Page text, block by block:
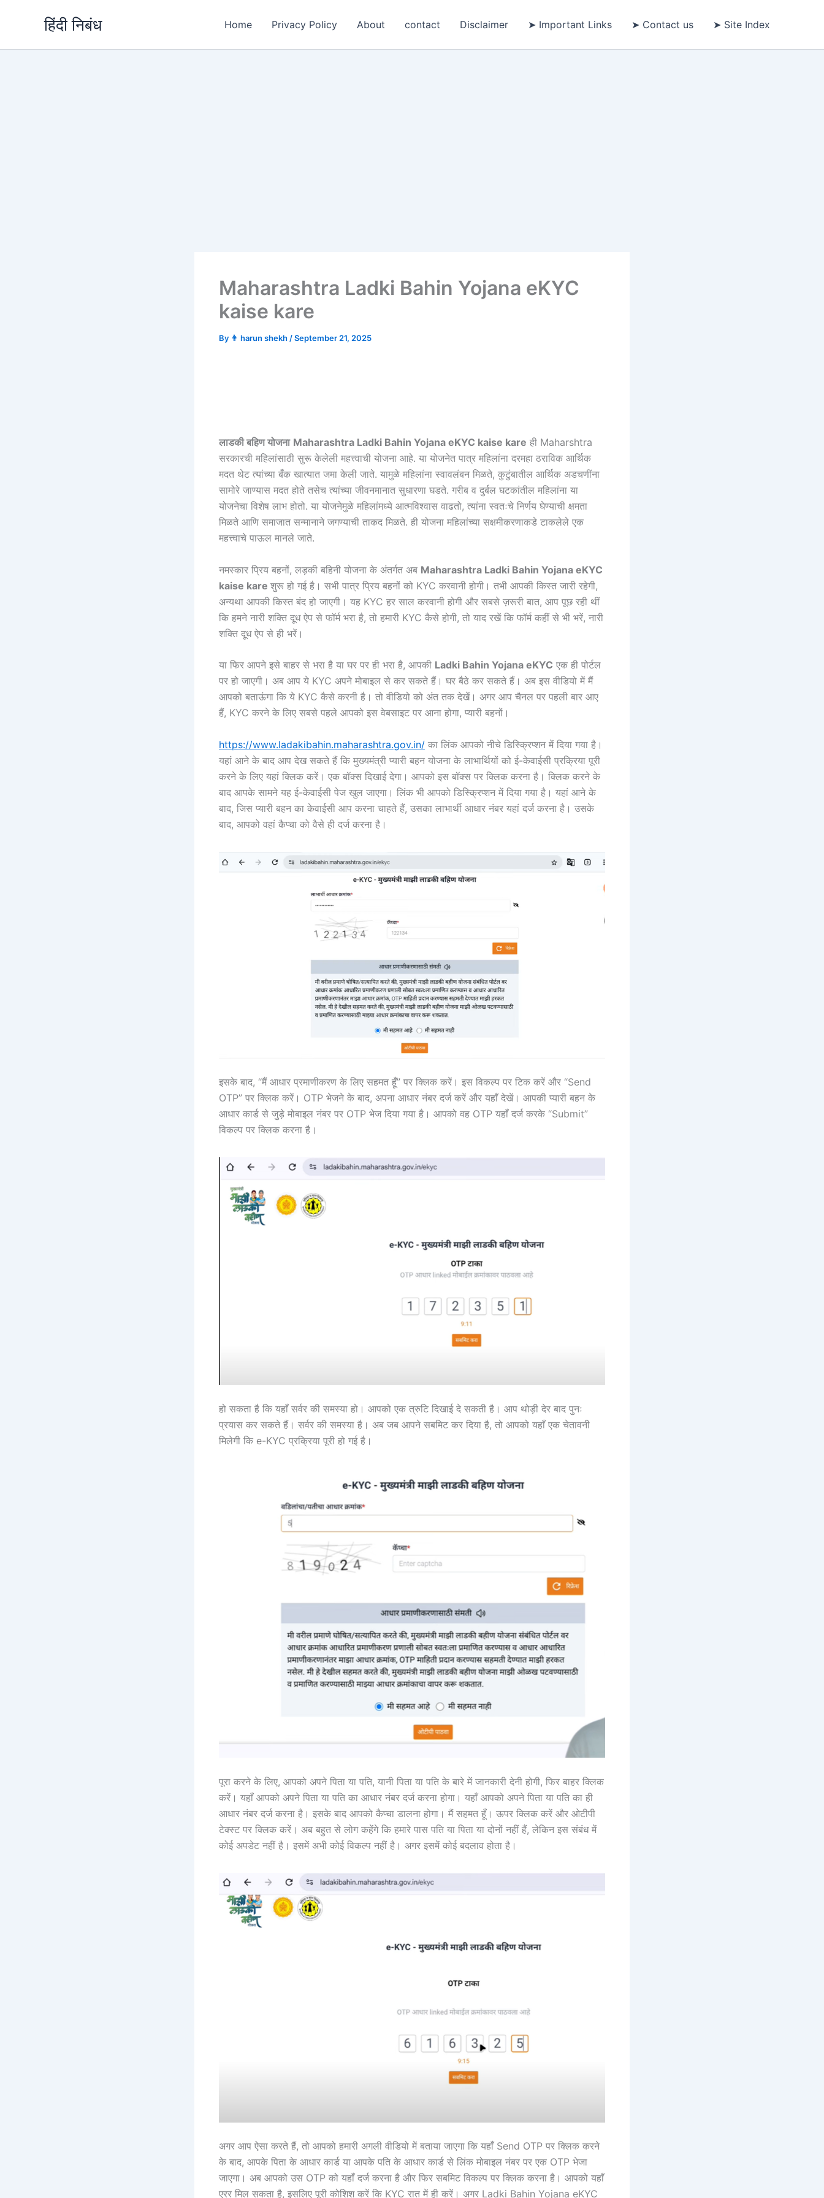
हिंदी निबंध Home Privacy Policy About contact Disclaimer ➤ Important Links ➤ Contact us ➤ Site Index
Maharashtra Ladki Bahin Yojana eKYC
kaise kare
By 👨 harun shekh /September 21, 2025
लाडकी बहिण योजना Maharashtra Ladki Bahin Yojana eKYC kaise kare ही Maharshtra
सरकारची महिलांसाठी सुरू केलेली महत्त्वाची योजना आहे. या योजनेत पात्र महिलांना दरमहा ठराविक आर्थिक
मदत थेट त्यांच्या बँक खात्यात जमा केली जाते. यामुळे महिलांना स्वावलंबन मिळते, कुटुंबातील आर्थिक अडचणींना
सामोरे जाण्यास मदत होते तसेच त्यांच्या जीवनमानात सुधारणा घडते. गरीब व दुर्बल घटकांतील महिलांना या
योजनेचा विशेष लाभ होतो. या योजनेमुळे महिलांमध्ये आत्मविश्वास वाढतो, त्यांना स्वतःचे निर्णय घेण्याची क्षमता
मिळते आणि समाजात सन्मानाने जगण्याची ताकद मिळते. ही योजना महिलांच्या सक्षमीकरणाकडे टाकलेले एक
महत्त्वाचे पाऊल मानले जाते.
नमस्कार प्रिय बहनों, लड़की बहिनी योजना के अंतर्गत अब Maharashtra Ladki Bahin Yojana eKYC
kaise kare शुरू हो गई है। सभी पात्र प्रिय बहनों को KYC करवानी होगी। तभी आपकी किस्त जारी रहेगी,
अन्यथा आपकी किस्त बंद हो जाएगी। यह KYC हर साल करवानी होगी और सबसे ज़रूरी बात, आप पूछ रही थीं
कि हमने नारी शक्ति दूध ऐप से फॉर्म भरा है, तो हमारी KYC कैसे होगी, तो याद रखें कि फॉर्म कहीं से भी भरें, नारी
शक्ति दूध ऐप से ही भरें।
या फिर आपने इसे बाहर से भरा है या घर पर ही भरा है, आपकी Ladki Bahin Yojana eKYC एक ही पोर्टल
पर हो जाएगी। अब आप ये KYC अपने मोबाइल से कर सकते हैं। घर बैठे कर सकते हैं। अब इस वीडियो में मैं
आपको बताऊंगा कि ये KYC कैसे करनी है। तो वीडियो को अंत तक देखें। अगर आप चैनल पर पहली बार आए
हैं, KYC करने के लिए सबसे पहले आपको इस वेबसाइट पर आना होगा, प्यारी बहनों।
https://www.ladakibahin.maharashtra.gov.in/ का लिंक आपको नीचे डिस्क्रिप्शन में दिया गया है।
यहां आने के बाद आप देख सकते हैं कि मुख्यमंत्री प्यारी बहन योजना के लाभार्थियों को ई-केवाईसी प्रक्रिया पूरी
करने के लिए यहां क्लिक करें। एक बॉक्स दिखाई देगा। आपको इस बॉक्स पर क्लिक करना है। क्लिक करने के
बाद आपके सामने यह ई-केवाईसी पेज खुल जाएगा। लिंक भी आपको डिस्क्रिप्शन में दिया गया है। यहां आने के
बाद, जिस प्यारी बहन का केवाईसी आप करना चाहते हैं, उसका लाभार्थी आधार नंबर यहां दर्ज करना है। उसके
बाद, आपको वहां कैप्चा को वैसे ही दर्ज करना है।
इसके बाद, “मैं आधार प्रमाणीकरण के लिए सहमत हूँ” पर क्लिक करें। इस विकल्प पर टिक करें और “Send
OTP” पर क्लिक करें। OTP भेजने के बाद, अपना आधार नंबर दर्ज करें और यहाँ देखें। आपकी प्यारी बहन के
आधार कार्ड से जुड़े मोबाइल नंबर पर OTP भेज दिया गया है। आपको वह OTP यहाँ दर्ज करके “Submit”
विकल्प पर क्लिक करना है।
हो सकता है कि यहाँ सर्वर की समस्या हो। आपको एक त्रुटि दिखाई दे सकती है। आप थोड़ी देर बाद पुनः
प्रयास कर सकते हैं। सर्वर की समस्या है। अब जब आपने सबमिट कर दिया है, तो आपको यहाँ एक चेतावनी
मिलेगी कि e-KYC प्रक्रिया पूरी हो गई है।
पूरा करने के लिए, आपको अपने पिता या पति, यानी पिता या पति के बारे में जानकारी देनी होगी, फिर बाहर क्लिक
करें। यहाँ आपको अपने पिता या पति का आधार नंबर दर्ज करना होगा। यहाँ आपको अपने पिता या पति का ही
आधार नंबर दर्ज करना है। इसके बाद आपको कैप्चा डालना होगा। मैं सहमत हूँ। ऊपर क्लिक करें और ओटीपी
टेक्स्ट पर क्लिक करें। अब बहुत से लोग कहेंगे कि हमारे पास पति या पिता या दोनों नहीं हैं, लेकिन इस संबंध में
कोई अपडेट नहीं है। इसमें अभी कोई विकल्प नहीं है। अगर इसमें कोई बदलाव होता है।
अगर आप ऐसा करते हैं, तो आपको हमारी अगली वीडियो में बताया जाएगा कि यहाँ Send OTP पर क्लिक करने
के बाद, आपके पिता के आधार कार्ड या आपके पति के आधार कार्ड से लिंक मोबाइल नंबर पर एक OTP भेजा
जाएगा। अब आपको उस OTP को यहाँ दर्ज करना है और फिर सबमिट विकल्प पर क्लिक करना है। आपको यहाँ
एरर मिल सकता है, इसलिए पूरी कोशिश करें कि KYC रात में ही करें। अगर Ladki Bahin Yojana eKYC